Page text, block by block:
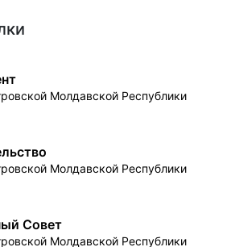
Молдавской Республики
Молдавской Республики
Совет
Молдавской Республики